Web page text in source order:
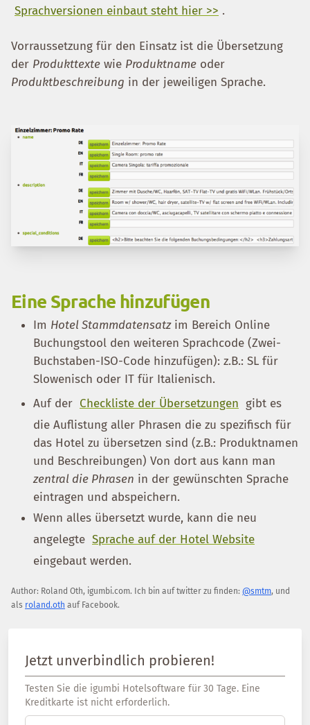
Sprachversionen einbaut steht hier >> .
Vorraussetzung für den Einsatz ist die Übersetzung
der Produkttexte wie Produktname oder
Produktbeschreibung in der jeweiligen Sprache.
Eine Sprache hinzufügen
Im Hotel Stammdatensatzim Bereich Online
Buchungstool den weiteren Sprachcode (Zwei-
Buchstaben-ISO-Code hinzufügen): z.B.: SL für
Slowenisch oder IT für Italienisch.
Auf der Checkliste der Übersetzungen gibt es
die Auflistung aller Phrasen die zu spezifisch für
das Hotel zu übersetzen sind (z.B.: Produktnamen
und Beschreibungen) Von dort aus kann man
zentral die Phrasen in der gewünschten Sprache
eintragen und abspeichern.
Wenn alles übersetzt wurde, kann die neu
angelegte Sprache auf der Hotel Website
eingebaut werden.
Author: Roland Oth, igumbi.com. Ich bin auf twitter zu finden: @smtm, und
als roland.oth auf Facebook.
Jetzt unverbindlich probieren!
Testen Sie die igumbi Hotelsoftware für 30 Tage. Eine
Kreditkarte ist nicht erforderlich.